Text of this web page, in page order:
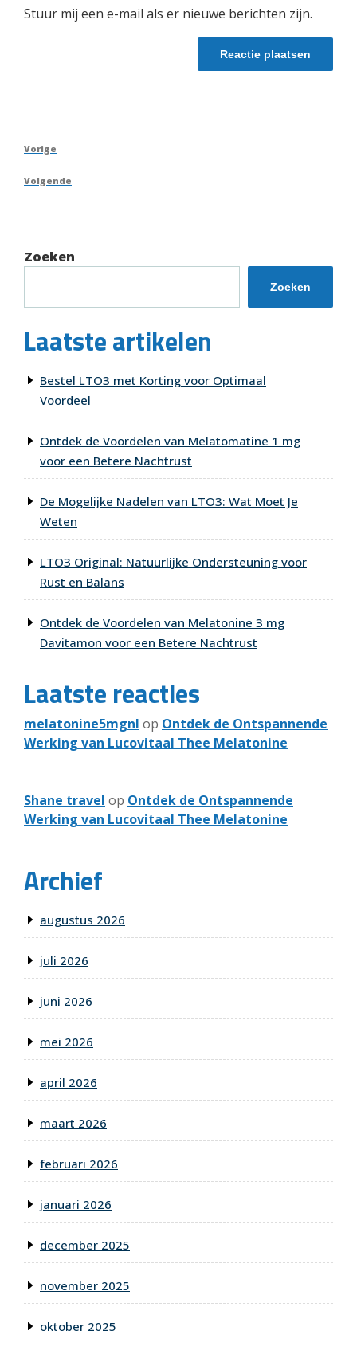
Stuur mij een e-mail als er nieuwe berichten zijn.
Berichtnavigatie
Vorig
Vorige
Volgend
Volgende
Zoeken
Zoeken
Laatste artikelen
Bestel LTO3 met Korting voor Optimaal
Voordeel
Ontdek de Voordelen van Melatomatine 1 mg
voor een Betere Nachtrust
De Mogelijke Nadelen van LTO3: Wat Moet Je
Weten
LTO3 Original: Natuurlijke Ondersteuning voor
Rust en Balans
Ontdek de Voordelen van Melatonine 3 mg
Davitamon voor een Betere Nachtrust
Laatste reacties
melatonine5mgnl op Ontdek de Ontspannende
Werking van Lucovitaal Thee Melatonine
Shane travel op Ontdek de Ontspannende
Werking van Lucovitaal Thee Melatonine
Archief
augustus 2026
juli 2026
juni 2026
mei 2026
april 2026
maart 2026
februari 2026
januari 2026
december 2025
november 2025
oktober 2025